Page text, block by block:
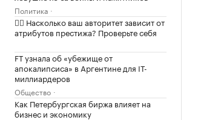
Политика
✍🏻 Насколько ваш авторитет зависит от
атрибутов престижа? Проверьте себя
FT узнала об «убежище от
апокалипсиса» в Аргентине для IT-
миллиардеров
Общество
Как Петербургская биржа влияет на
бизнес и экономику